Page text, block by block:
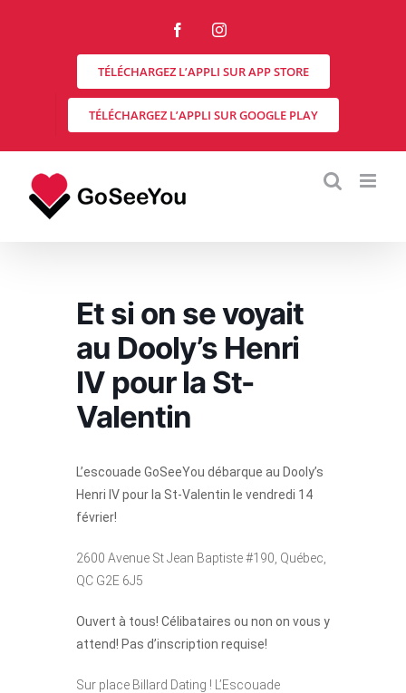
FacebookInstagram
TÉLÉCHARGEZ L’APPLI SUR APP STORE
TÉLÉCHARGEZ L’APPLI SUR GOOGLE PLAY
Et si on se voyait
au Dooly’s Henri
IV pour la St-
Valentin
L’escouade GoSeeYou débarque au Dooly’s
Henri IV pour la St-Valentin le vendredi 14
février!
2600 Avenue St Jean Baptiste #190, Québec,
QC G2E 6J5
Ouvert à tous! Célibataires ou non on vous y
attend! Pas d’inscription requise!
Sur place Billard Dating ! L’Escouade